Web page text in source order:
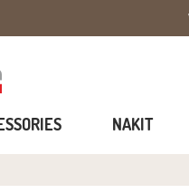
NAKIT